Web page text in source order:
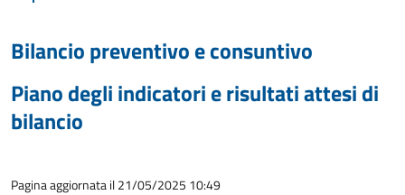
Bilancio preventivo e consuntivo
Piano degli indicatori e risultati attesi di
bilancio
Pagina aggiornata il 21/05/2025 10:49